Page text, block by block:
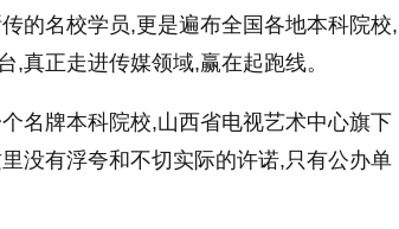
的名校学员,更是遍布全国各地本科院校,
,真正走进传媒领域,赢在起跑线。
名牌本科院校,山西省电视艺术中心旗下
没有浮夸和不切实际的许诺,只有公办单